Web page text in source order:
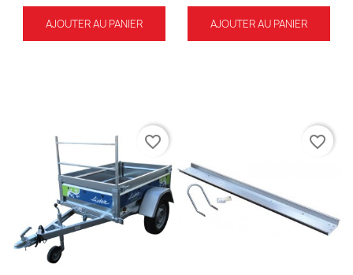
AJOUTER AU PANIER AJOUTER AU PANIER
favorite_border favorite_border